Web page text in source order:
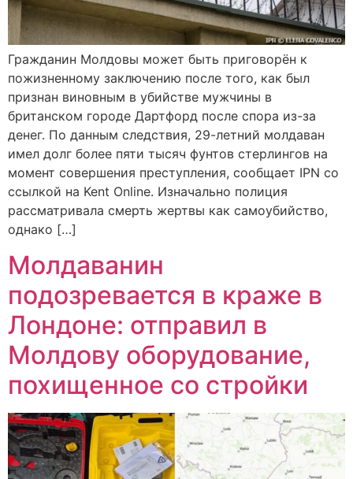
Гражданин Молдовы может быть приговорён к
пожизненному заключению после того, как был
признан виновным в убийстве мужчины в
британском городе Дартфорд после спора из-за
денег. По данным следствия, 29-летний молдаван
имел долг более пяти тысяч фунтов стерлингов на
момент совершения преступления, сообщает IPN со
ссылкой на Kent Online. Изначально полиция
рассматривала смерть жертвы как самоубийство,
однако […]
Молдаванин
подозревается в краже в
Лондоне: отправил в
Молдову оборудование,
похищенное со стройки